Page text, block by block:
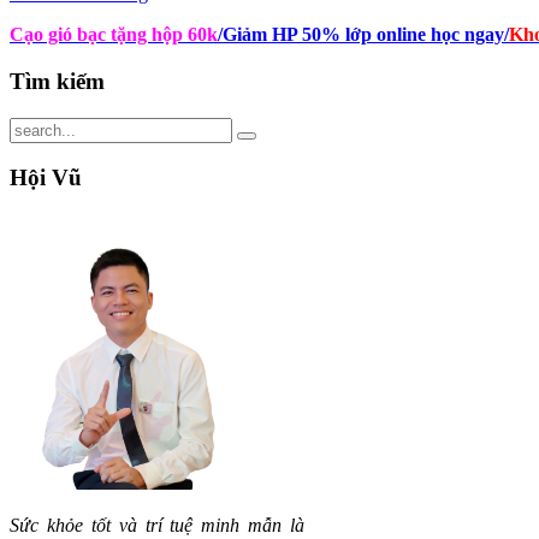
Cạo gió bạc tặng hộp 60k/Giảm HP 50% lớp online học ngay/
Tìm kiếm
Hội Vũ
Sức khỏe tốt và trí tuệ minh mẫn là